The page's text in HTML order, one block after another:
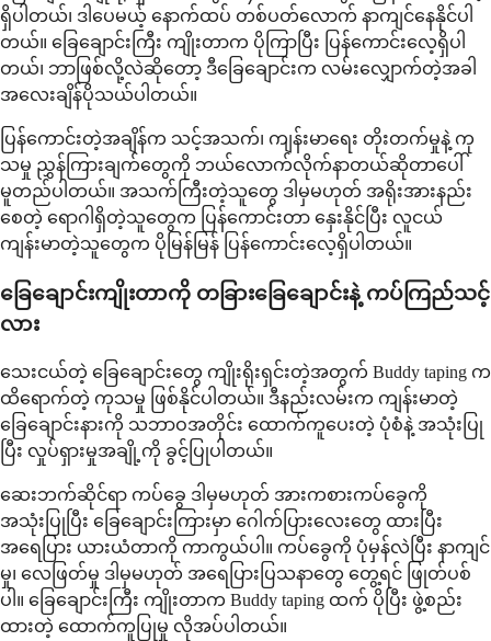
ရှိပါတယ်၊ ဒါပေမယ့် နောက်ထပ် တစ်ပတ်လောက် နာကျင်နေနိုင်ပါ
တယ်။ ခြေချောင်းကြီး ကျိုးတာက ပိုကြာပြီး ပြန်ကောင်းလေ့ရှိပါ
တယ်၊ ဘာဖြစ်လို့လဲဆိုတော့ ဒီခြေချောင်းက လမ်းလျှောက်တဲ့အခါ
အလေးချိန်ပိုသယ်ပါတယ်။
ပြန်ကောင်းတဲ့အချိန်က သင့်အသက်၊ ကျန်းမာရေး တိုးတက်မှုနဲ့ ကု
သမှု ညွှန်ကြားချက်တွေကို ဘယ်လောက်လိုက်နာတယ်ဆိုတာပေါ်
မူတည်ပါတယ်။ အသက်ကြီးတဲ့သူတွေ ဒါမှမဟုတ် အရိုးအားနည်း
စေတဲ့ ရောဂါရှိတဲ့သူတွေက ပြန်ကောင်းတာ နှေးနိုင်ပြီး လူငယ်
ကျန်းမာတဲ့သူတွေက ပိုမြန်မြန် ပြန်ကောင်းလေ့ရှိပါတယ်။
ခြေချောင်းကျိုးတာကို တခြားခြေချောင်းနဲ့ ကပ်ကြည်သင့်
လား
သေးငယ်တဲ့ ခြေချောင်းတွေ ကျိုးရိုးရှင်းတဲ့အတွက် Buddy taping က
ထိရောက်တဲ့ ကုသမှု ဖြစ်နိုင်ပါတယ်။ ဒီနည်းလမ်းက ကျန်းမာတဲ့
ခြေချောင်းနားကို သဘာဝအတိုင်း ထောက်ကူပေးတဲ့ ပုံစံနဲ့ အသုံးပြု
ပြီး လှုပ်ရှားမှုအချို့ကို ခွင့်ပြုပါတယ်။
ဆေးဘက်ဆိုင်ရာ ကပ်ခွေ ဒါမှမဟုတ် အားကစားကပ်ခွေကို
အသုံးပြုပြီး ခြေချောင်းကြားမှာ ဂေါက်ပြားလေးတွေ ထားပြီး
အရေပြား ယားယံတာကို ကာကွယ်ပါ။ ကပ်ခွေကို ပုံမှန်လဲပြီး နာကျင်
မှု၊ လေဖြတ်မှု ဒါမှမဟုတ် အရေပြားပြသနာတွေ တွေ့ရင် ဖြုတ်ပစ်
ပါ။ ခြေချောင်းကြီး ကျိုးတာက Buddy taping ထက် ပိုပြီး ဖွဲ့စည်း
ထားတဲ့ ထောက်ကူပြုမှု လိုအပ်ပါတယ်။